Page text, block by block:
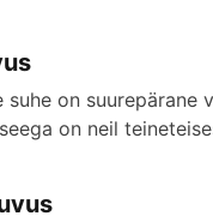
on suurepärane
on neil